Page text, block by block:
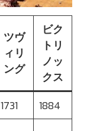
ツヴ
ィリ
ング
ビク
トリ
ノッ
クス
1731 1884